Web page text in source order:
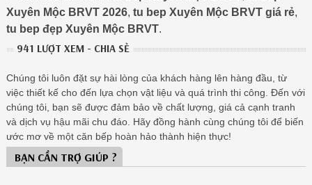
Xuyên Mộc BRVT 2026, tu bep Xuyên Mộc BRVT giá rẻ,
tu bep đẹp Xuyên Mộc BRVT.
941 LƯỢT XEM - CHIA SẺ
Chúng tôi luôn đặt sự hài lòng của khách hàng lên hàng đầu, từ
việc thiết kế cho đến lựa chọn vật liệu và quá trình thi công. Đến với
chúng tôi, bạn sẽ được đảm bảo về chất lượng, giá cả cạnh tranh
và dịch vụ hậu mãi chu đáo. Hãy đồng hành cùng chúng tôi để biến
ước mơ về một căn bếp hoàn hảo thành hiện thực!
BẠN CẦN TRỢ GIÚP ?